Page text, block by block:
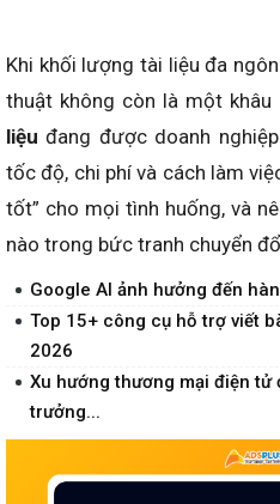
Khi khối lượng tài liệu đa
thuật không còn là một
liệu đang được doanh
tốc độ, chi phí và cách làm
tốt” cho mọi tình huống, và
nào trong bức tranh chuyển
Google AI ảnh hưởng đến
Top 15+ công cụ hỗ trợ viết
2026
Xu hướng thương mại điện tử
trưởng...